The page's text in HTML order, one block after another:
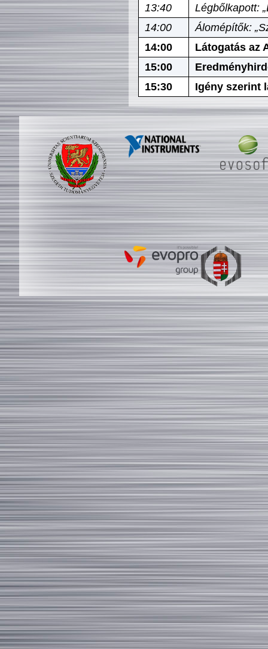
13:40
Légbőlkapott:
14:00
Álomépítők:
14:00
Látogatás az
15:00
15:30
Igény szerint